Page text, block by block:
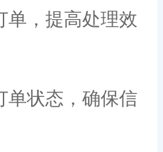
，提高处理效
状态，确保信